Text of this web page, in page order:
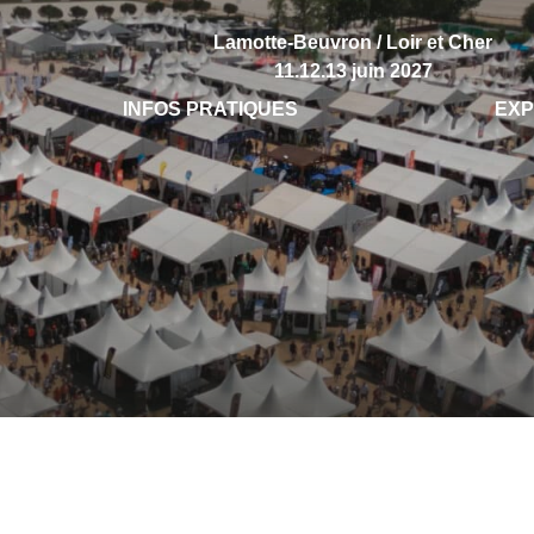
Lamotte-Beuvron / Loir et Cher
11.12.13 juin 2027
INFOS PRATIQUES